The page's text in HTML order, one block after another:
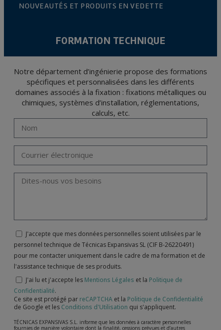
NOUVEAUTÉS ET PRODUITS EN VEDETTE
FORMATION TECHNIQUE
Notre département d’ingénierie propose des formations
spécifiques et personnalisées dans les différents
domaines associés à la fixation : fixations métalliques ou
chimiques, systèmes d’installation, réglementations,
calculs, etc.
J'accepte que mes données personnelles soient utilisées par le
personnel technique de Técnicas Expansivas SL (CIF B-26220491)
pour me contacter uniquement dans le cadre de ma formation et de
l'assistance technique de ses produits.
J'ai lu et j'accepte les Mentions Légales et la Politique de
Confidentialité.
Ce site est protégé par reCAPTCHA et la Politique de Confidentialité
de Google et les Conditions d'Utilisation qui s'appliquent.
TÉCNICAS EXPANSIVAS S.L. informe que les données à caractère personnelles
fournies de manière volontaire dont la finalité, cessions prévues et d’autres